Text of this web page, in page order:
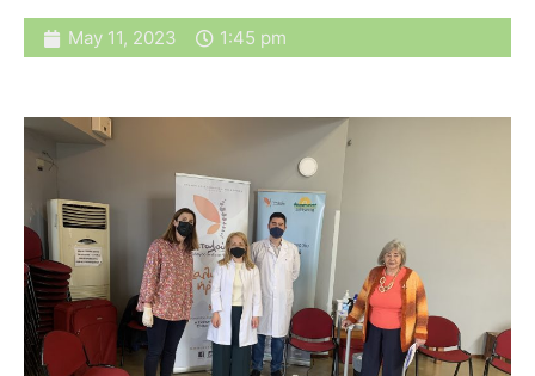
May 11, 2023 1:45 pm